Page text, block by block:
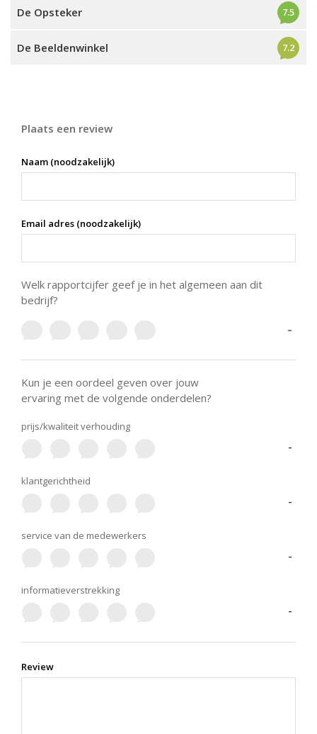
De Opsteker 7.5
De Beeldenwinkel 7.2
Plaats een review
Naam (noodzakelijk)
Email adres (noodzakelijk)
Welk rapportcijfer geef je in het algemeen aan dit
bedrijf?
-
Kun je een oordeel geven over jouw
ervaring met de volgende onderdelen?
prijs/kwaliteit verhouding
-
klantgerichtheid
-
service van de medewerkers
-
informatieverstrekking
-
Review